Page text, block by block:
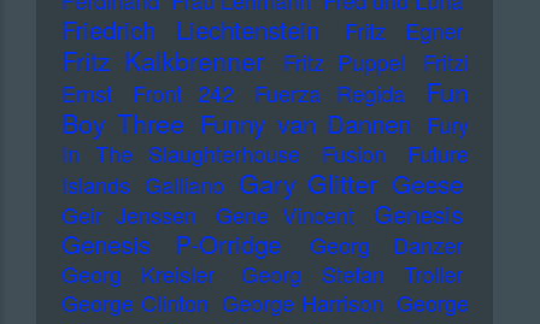
Friedrich Liechtenstein Fritz Egner
Fritz Kalkbrenner Fritz Puppel
Fritzi
Ernst
Front 242 Fuerza Regida
Fun
Boy Three Funny van Dannen Fury
In The Slaughterhouse
Fusion
Future
Islands Galliano Gary Glitter Geese
Geir Jenssen Gene Vincent
Genesis
Genesis P-Orridge
Georg Danzer
Georg Kreisler
Georg Stefan Troller
George Clinton George Harrison George